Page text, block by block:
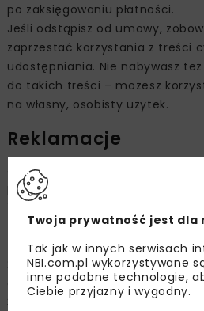
po zaksięgowaniu płatności.
Jeśli odstąpisz od umowy,
zaprzestać korzystania z treści
udostępniania. Nie nabywasz
do takich treści – możesz
na własny, osobisty użytek.
Reklamacje
Jeżeli produkt ma wadę lub nie
prawo do reklamacji.
redakcja@nbi.com.pl ) lub
9, 30-418 Kraków).
W zgłoszeniu opisz problem,
dołączyć zdjęcie) oraz podaj
Sprzedawca ustosunkuje się
Twoja prywatność jest dla
Tak jak w innych serwisach
NBI.com.pl wykorzystywane
inne podobne technologie,
Ciebie przyjazny i wygodny.